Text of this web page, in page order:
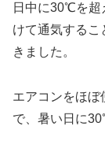
日中に30℃を超
けて通気するこ
きました。
エアコンをほぼ
で、暑い日に